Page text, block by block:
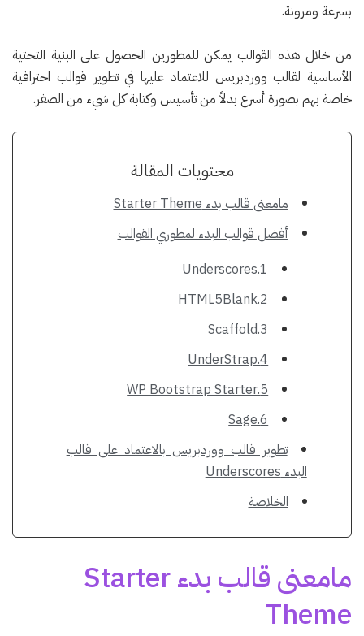
بسرعة ومرونة.
من خلال هذه القوالب يمكن للمطورين الحصول على البنية التحتية
الأساسية لقالب ووردبريس للاعتماد عليها في تطوير قوالب احترافية
خاصة بهم بصورة أسرع بدلاً من تأسيس وكتابة كل شيء من الصفر.
محتويات المقالة
مامعنى قالب بدء Starter Theme
أفضل قوالب البدء لمطوري القوالب
1.Underscores
2.HTML5Blank
3.Scaffold
4.UnderStrap
5.WP Bootstrap Starter
6.Sage
تطوير قالب ووردبريس بالاعتماد على قالب
البدء Underscores
الخلاصة
مامعنى قالب بدء Starter
Theme